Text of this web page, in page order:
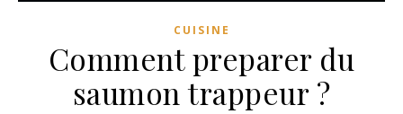
CUISINE
Comment preparer du
saumon trappeur ?